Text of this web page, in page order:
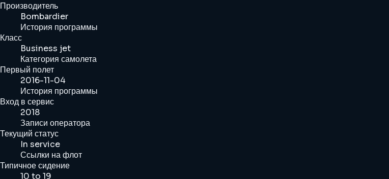
Производитель
Bombardier
История программы
Класс
Business jet
Категория самолета
Первый полет
2016-11-04
История программы
Вход в сервис
2018
Записи оператора
Текущий статус
In service
Ссылки на флот
Типичное сидение
10 to 19